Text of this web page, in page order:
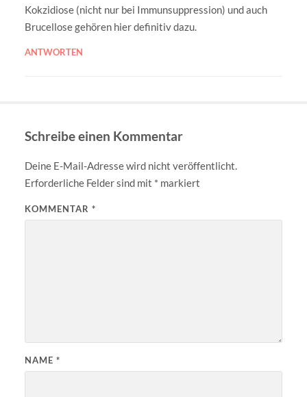
Kokzidiose (nicht nur bei Immunsuppression) und auch
Brucellose gehören hier definitiv dazu.
ANTWORTEN
Schreibe einen Kommentar
Deine E-Mail-Adresse wird nicht veröffentlicht.
Erforderliche Felder sind mit * markiert
KOMMENTAR *
NAME *